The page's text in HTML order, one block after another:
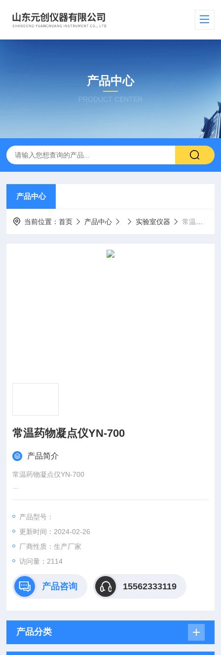
产品中心
PRODUCT CENTER
产品中心
当前位置：首页 产品中心 实验室仪器 常温药物凝点仪YN-700
常温药物凝点仪YN-700
产品简介
常温药物凝点仪YN-700
本仪器严格按《中国药典》凝点测定法设计制造,测定药物由液体
的凝点,纯度变更,凝点亦随之改变.测定凝点可以区别或检查药品
的纯杂程度。
产品型号：
更新时间：2024-02-26
厂商性质：生产厂家
访问量：2114
产品咨询 15562333119
产品分类